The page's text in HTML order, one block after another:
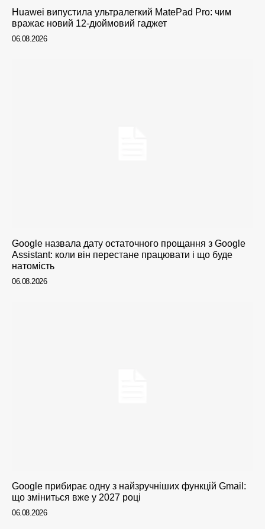
Huawei випустила ультралегкий MatePad Pro: чим
вражає новий 12-дюймовий гаджет
06.08.2026
Google назвала дату остаточного прощання з Google
Assistant: коли він перестане працювати і що буде
натомість
06.08.2026
Google прибирає одну з найзручніших функцій Gmail:
що зміниться вже у 2027 році
06.08.2026